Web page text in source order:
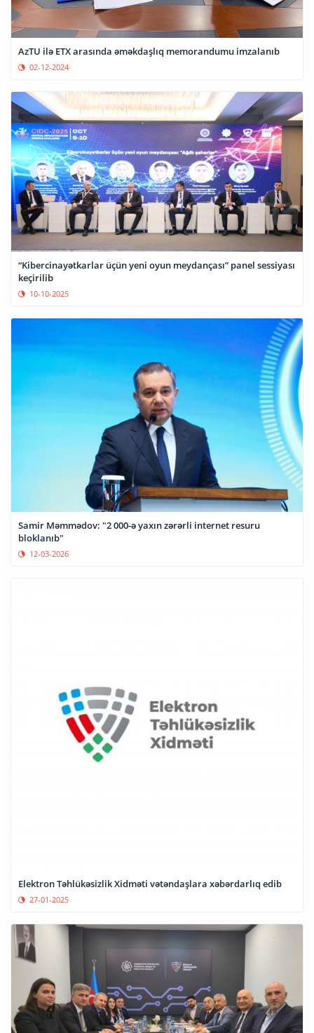
AzTU ilə ETX arasında əməkdaşlıq memorandumu imzalanıb
02-12-2024
“Kibercinayətkarlar üçün yeni oyun meydançası” panel sessiyası
keçirilib
10-10-2025
Samir Məmmədov: "2 000-ə yaxın zərərli internet resuru
bloklanıb"
12-03-2026
Elektron Təhlükəsizlik Xidməti vətəndaşlara xəbərdarlıq edib
27-01-2025